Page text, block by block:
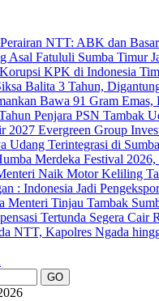
NTT: ABK dan
Asal Fatululi Sumba Timur
Korupsi KPK di Indonesia
Balita 3 Tahun,
Bawa 91 Gram Emas,
Penjara PSN Tambak
2027 Evergreen Group
Udang Terintegrasi di
Merdeka Festival
Naik Motor Keliling
: Indonesia Jadi
Menteri Tinjau Tambak
Tertunda Segera Cair
NTT, Kapolres Ngada